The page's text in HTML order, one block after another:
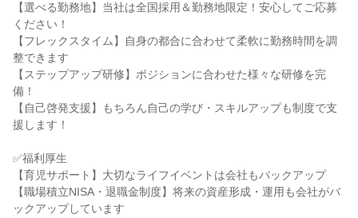
【選べる勤務地】当社は全国採用＆勤務地限定！安心してご応募
ください！
【フレックスタイム】自身の都合に合わせて柔軟に勤務時間を調
整できます
【ステップアップ研修】ポジションに合わせた様々な研修を完
備！
【自己啓発支援】もちろん自己の学び・スキルアップも制度で支
援します！
✅福利厚生
【育児サポート】大切なライフイベントは会社もバックアップ
【職場積立NISA・退職金制度】将来の資産形成・運用も会社がバ
ックアップしています